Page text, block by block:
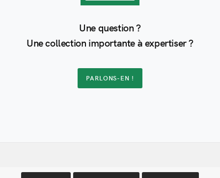
Une question ?
Unecollection importante à expertiser ?
PARLONS-EN !